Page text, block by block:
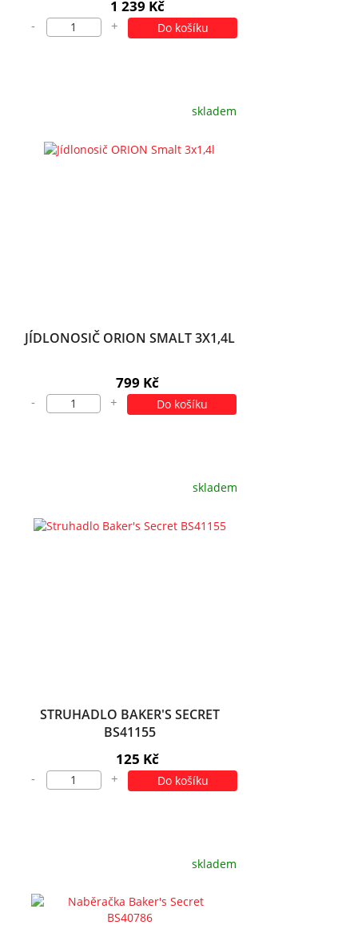
1 239 Kč
- + Do košíku
skladem
JÍDLONOSIČ ORION SMALT 3X1,4L
799 Kč
- + Do košíku
skladem
STRUHADLO BAKER'S SECRET
BS41155
125 Kč
- + Do košíku
skladem